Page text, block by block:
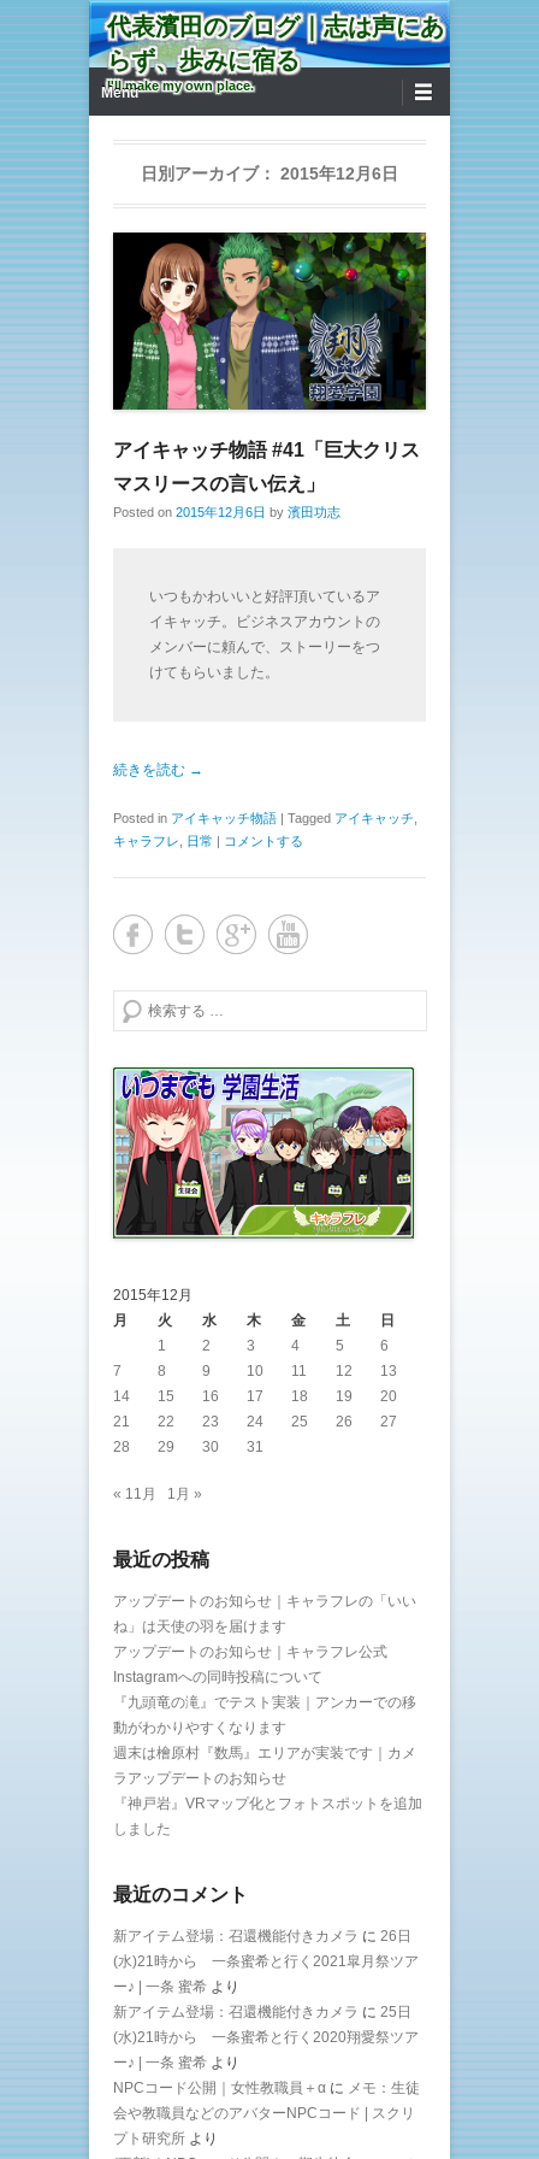
代表濱田のブログ｜志は声にあ
らず、歩みに宿る
I'll make my own place.
第1メニュー
コンテンツへ移動
Menu
日別アーカイブ： 2015年12月6日
アイキャッチ物語 #41「巨大クリス
マスリースの言い伝え」
Posted on 2015年12月6日 by 濱田功志
いつもかわいいと好評頂いているア
イキャッチ。ビジネスアカウントの
メンバーに頼んで、ストーリーをつ
けてもらいました。
続きを読む →
Posted in アイキャッチ物語 | Tagged アイキャッチ
キャラフレ
日常 | コメントする
検索する
2015年12月
月
火 水 木 金 土
日
1
2 3 4 5
6
7
8 9 10 11 12
13
14
15 16 17 18 19
20
21
22 23 24 25 26
27
28
29 30 31
« 11月 1月 »
最近の投稿
アップデートのお知らせ｜キャラフレの「いい
ね」は天使の羽を届けます
アップデートのお知らせ｜キャラフレ公式
Instagramへの同時投稿について
『九頭竜の滝』でテスト実装｜アンカーでの移
動がわかりやすくなります
週末は檜原村『数馬』エリアが実装です｜カメ
ラアップデートのお知らせ
『神戸岩』VRマップ化とフォトスポットを追加
しました
最近のコメント
新アイテム登場：召還機能付きカメラ に 26日
(水)21時から 一条蜜希と行く2021皐月祭ツア
ー♪ | 一条 蜜希 より
新アイテム登場：召還機能付きカメラ に 25日
(水)21時から 一条蜜希と行く2020翔愛祭ツア
ー♪ | 一条 蜜希 より
NPCコード公開｜女性教職員＋α に メモ：生徒
会や教職員などのアバターNPCコード | スクリ
プト研究所 より